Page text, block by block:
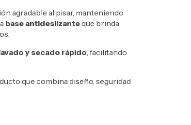
agradable al pisar, manteniendo
base antideslizanteque brinda
y secado rápido, facilitando
que combina diseño, seguridad